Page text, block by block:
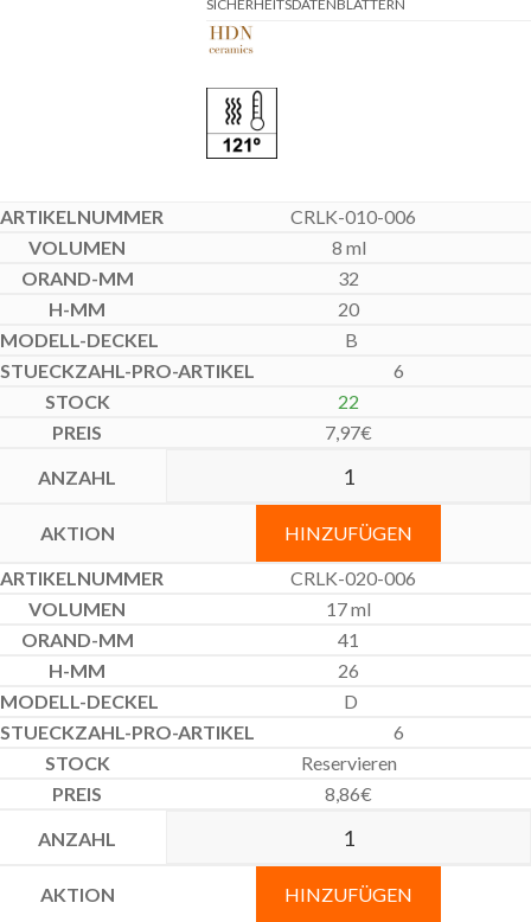
SICHERHEITSDATENBLÄTTERN
CRLK-010-006
8 ml
32
20
B
6
22
7,97€
HINZUFÜGEN
CRLK-020-006
17 ml
41
26
D
6
Reservieren
8,86€
HINZUFÜGEN